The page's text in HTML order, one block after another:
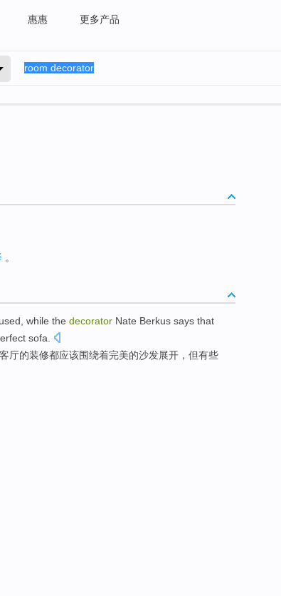
惠惠 更多产品
。
while the decorator Nate Berkus says that
sofa.
客厅的装修都应该围绕着完美的沙发展开，但有些